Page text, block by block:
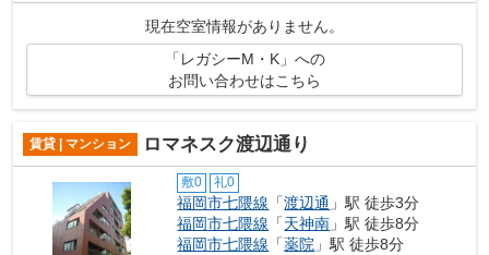
現在空室情報がありません。
「レガシーM・K」への
お問い合わせはこちら
賃貸 | マンション ロマネスク渡辺通り
敷0 礼0
福岡市七隈線 「渡辺通 」駅 徒歩3分
福岡市七隈線 「天神南 」駅 徒歩8分
福岡市七隈線 「薬院 」駅 徒歩8分